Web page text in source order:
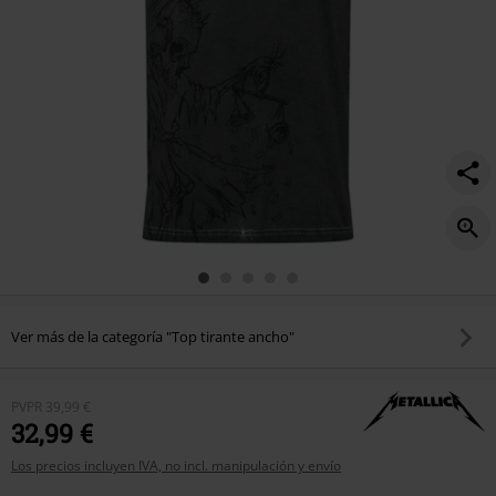
Ver más de la categoría "Top tirante ancho"
PVPR 39,99 €
32,99 €
Los precios incluyen IVA, no incl. manipulación y envío